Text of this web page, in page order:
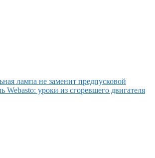
лампа не заменит предпусковой
Webasto: уроки из сгоревшего двигателя